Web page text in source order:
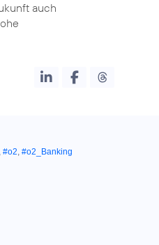
auch
, #o2, #o2_Banking